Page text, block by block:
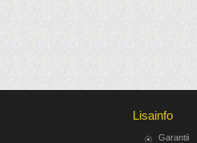
Lisainfo
Garantii